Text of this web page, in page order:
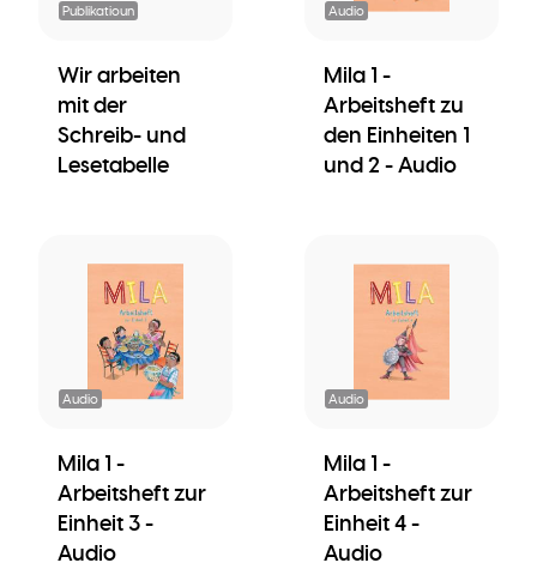
Publikatioun
Wir arbeiten
mit der
Schreib- und
Lesetabelle
Audio
Mila 1 -
Arbeitsheft zu
den Einheiten 1
und 2 - Audio
Audio
Mila 1 -
Arbeitsheft zur
Einheit 3 -
Audio
Audio
Mila 1 -
Arbeitsheft zur
Einheit 4 -
Audio